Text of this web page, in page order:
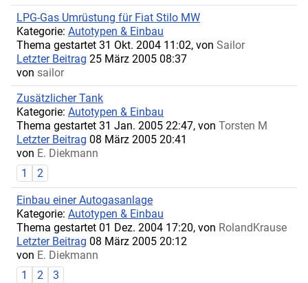
LPG-Gas Umrüstung für Fiat Stilo MW
Kategorie: Autotypen & Einbau
Thema gestartet 31 Okt. 2004 11:02, von Sailor
Letzter Beitrag 25 März 2005 08:37
von sailor
Zusätzlicher Tank
Kategorie: Autotypen & Einbau
Thema gestartet 31 Jan. 2005 22:47, von Torsten M
Letzter Beitrag 08 März 2005 20:41
von E. Diekmann
1
2
Einbau einer Autogasanlage
Kategorie: Autotypen & Einbau
Thema gestartet 01 Dez. 2004 17:20, von RolandKrause
Letzter Beitrag 08 März 2005 20:12
von E. Diekmann
1
2 3